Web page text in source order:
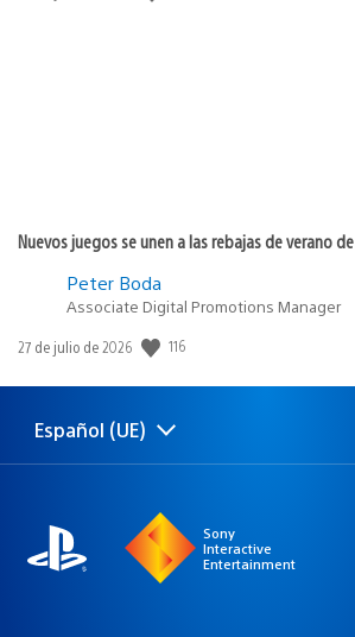
Nuevos juegos se unen a las rebajas de verano
Peter Boda
Associate Digital Promotions Manager
Fecha
publicación:
27 de julio de 2026 116
Selecciona
Región
Español (UE)
Sony
Interactive
Entertainment